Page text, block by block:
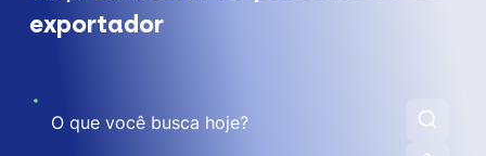
exportador